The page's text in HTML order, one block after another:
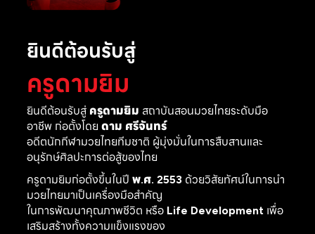
ยินดีต้อนรับสู่
ครูดามยิม
ยินดีต้อนรับสู่ ครูดามยิม สถาบันสอนมวยไทยระดับมือ
อาชีพ ก่อตั้งโดย ดาม ศรีจันทร์
อดีตนักกีฬามวยไทยทีมชาติ ผู้มุ่งมั่นในการสืบสานและ
อนุรักษ์ศิลปะการต่อสู้ของไทย
ครูดามยิมก่อตั้งขึ้นในปี พ.ศ. 2553ด้วยวิสัยทัศน์ในการนำ
มวยไทยมาเป็นเครื่องมือสำคัญ
ในการพัฒนาคุณภาพชีวิต หรือ Life Developmentเพื่อ
เสริมสร้างทั้งความแข็งแรงของ